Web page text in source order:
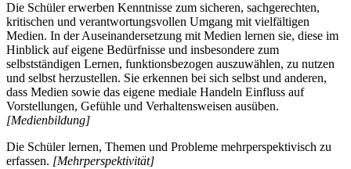
Die Schüler erwerben Kenntnisse zum sicheren, sachgerechten,
kritischen und verantwortungsvollen Umgang mit vielfältigen
Medien. In der Auseinandersetzung mit Medien lernen sie, diese im
Hinblick auf eigene Bedürfnisse und insbesondere zum
selbstständigen Lernen, funktionsbezogen auszuwählen, zu nutzen
und selbst herzustellen. Sie erkennen bei sich selbst und anderen,
dass Medien sowie das eigene mediale Handeln Einfluss auf
Vorstellungen, Gefühle und Verhaltensweisen ausüben.
[Medienbildung]
Die Schüler lernen, Themen und Probleme mehrperspektivisch zu
erfassen. [Mehrperspektivität]